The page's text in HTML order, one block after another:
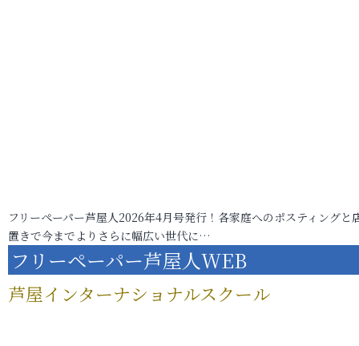
フリーペーパー芦屋人2026年4月号発行！各家庭へのポスティングと
置きで今までよりさらに幅広い世代に…
フリーペーパー芦屋人WEB
芦屋インターナショナルスクール